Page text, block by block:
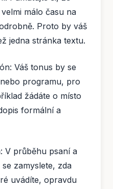
málo času na
Proto by váš
jedna stránka textu.
Váš tonus by se
programu, pro
žádáte o místo
formální a
V průběhu psaní a
zamyslete, zda
uvádíte, opravdu